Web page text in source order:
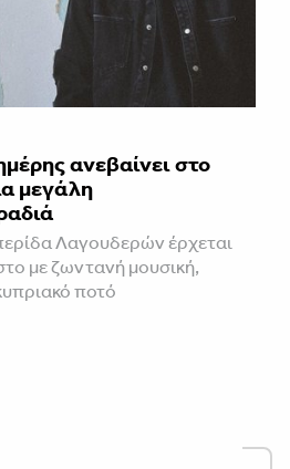
ανεβαίνει στο
μεγάλη
Λαγουδερών έρχεται
με ζωντανή μουσική,
ποτό